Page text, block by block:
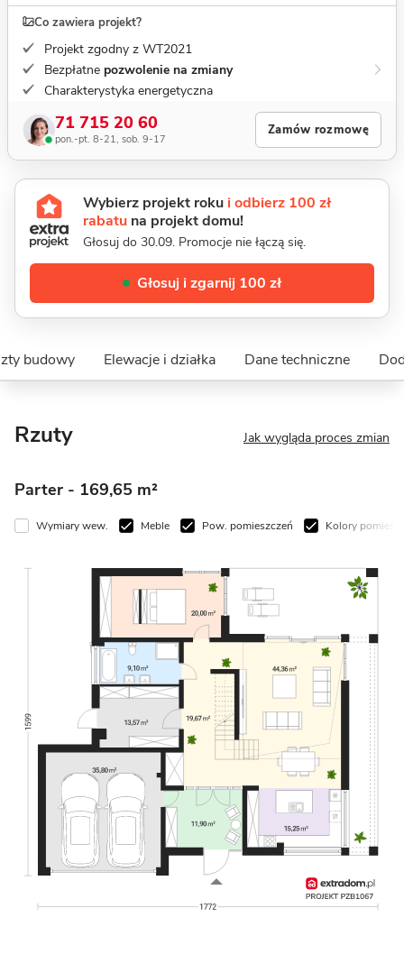
Co zawiera projekt?
Projekt zgodny z WT2021
Bezpłatne pozwolenie na zmiany
Charakterystyka energetyczna
71 715 20 60
pon.-pt. 8-21, sob. 9-17
Zamów rozmowę
Wybierz projekt roku i odbierz 100 zł
rabatu na projekt domu!
Głosuj do 30.09. Promocje nie łączą się.
Głosuj i zgarnij 100 zł
budowy Elewacje i działka Dane techniczne
Rzuty Jak wygląda proces zmian
Parter - 169,65 m²
Wymiary wew. Meble Pow. pomieszczeń Kolory